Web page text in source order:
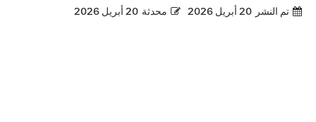
تم النشر 20 أبريل 2026 محدثة 20 أبريل 2026